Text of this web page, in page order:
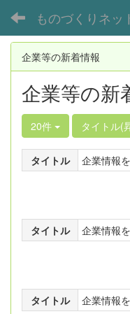
ものづくりネッ
企業等の新着情報
企業等の新
20件 タイトル(
タイトル 企業情報
タイトル 企業情報
タイトル 企業情報